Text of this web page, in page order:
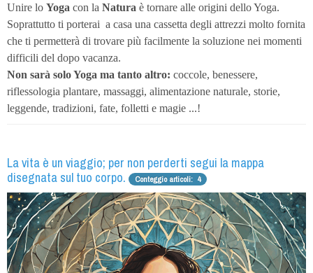
Unire lo Yoga con la Natura è tornare alle origini dello Yoga.
Soprattutto ti porterai a casa una cassetta degli attrezzi molto fornita
che ti permetterà di trovare più facilmente la soluzione nei momenti
difficili del dopo vacanza.
Non sarà solo Yoga ma tanto altro: coccole, benessere,
riflessologia plantare, massaggi, alimentazione naturale, storie,
leggende, tradizioni, fate, folletti e magie ...!
La vita è un viaggio; per non perderti segui la mappa
disegnata sul tuo corpo.
Conteggio articoli: 4